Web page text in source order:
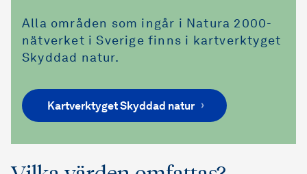
Alla områden som ingår i Natura 2000-
nätverket i Sverige finns i kartverktyget
Skyddad natur.
Kartverktyget Skyddad natur